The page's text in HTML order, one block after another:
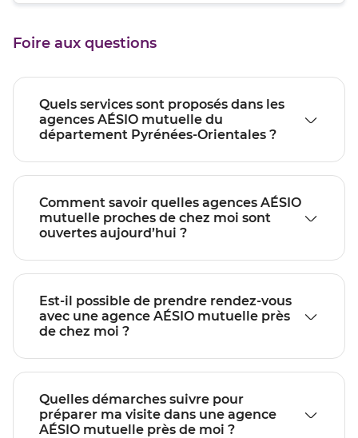
du
de
Foire aux questions
Quels services sont proposés dans les
agences AÉSIO mutuelle du
département Pyrénées-Orientales ?
Comment savoir quelles agences AÉSIO
mutuelle proches de chez moi sont
ouvertes aujourd’hui ?
Est-il possible de prendre rendez-vous
avec une agence AÉSIO mutuelle près
de chez moi ?
Quelles démarches suivre pour
préparer ma visite dans une agence
AÉSIO mutuelle près de moi ?